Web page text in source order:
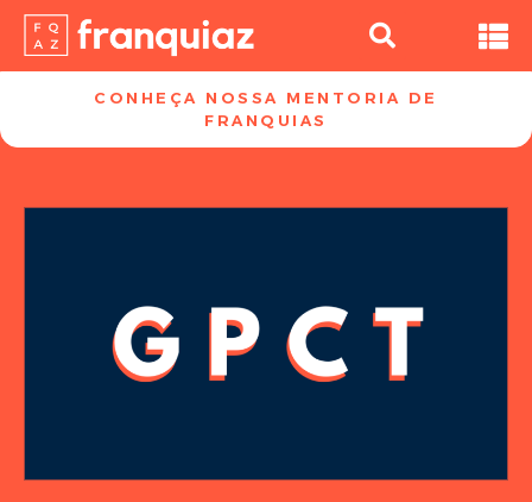
CONHEÇA NOSSA MENTORIA DE
FRANQUIAS​